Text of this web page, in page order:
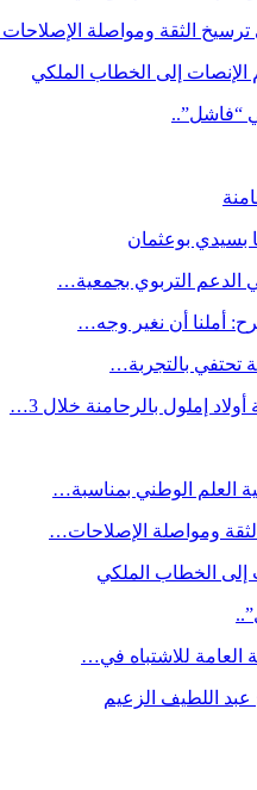
ترسيخ الثقة ومواصلة
إلى الخطاب الملكي
“فاشل”..
بسيدي بوعثمان
الدعم التربوي بجمعية…
أملنا أن نغير وجه…
تحتفي بالتجربة…
إملول بالرحامنة خلال 3…
العلم الوطني بمناسبة…
ومواصلة الإصلاحات…
إلى الخطاب الملكي
العامة للاشتباه في…
عبد اللطيف الزعيم